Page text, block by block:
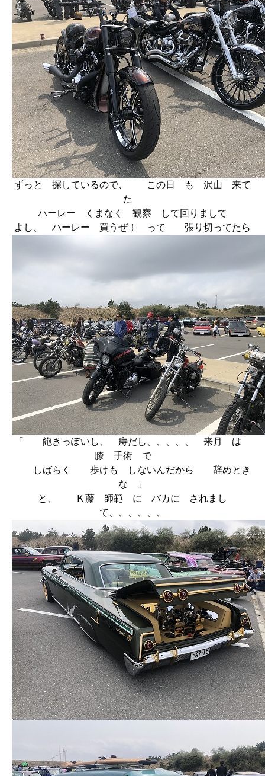
ずっと 探しているので、 この日 も 沢山 来て
た
ハーレー くまなく 観察 して回りまして
よし、 ハーレー 買うぜ！ って 張り切ってたら
「 飽きっぽいし、 痔だし、、、、、 来月 は
膝 手術 で
しばらく 歩けも しないんだから 辞めとき
な 」
と、 Ｋ藤 師範 に バカに されまし
て、、、、、、